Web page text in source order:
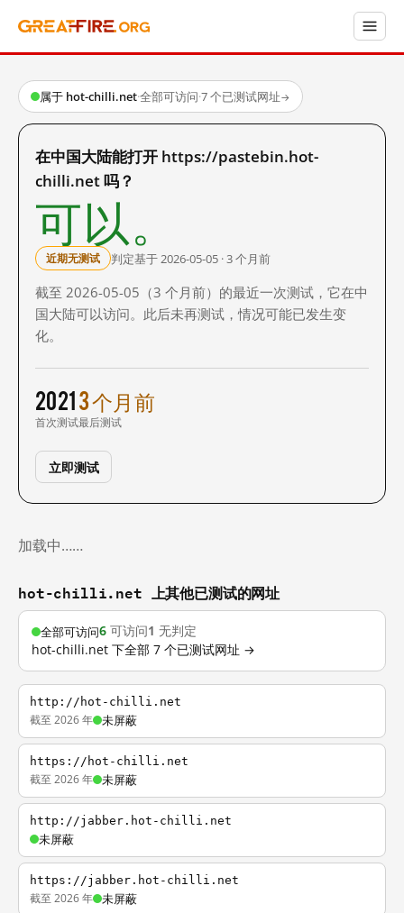
属于 hot-chilli.net·全部可访问·7 个已测试网址→
在中国大陆能打开 https://pastebin.hot-
chilli.net 吗？
可以。
近期无测试 判定基于 2026-05-05 · 3 个月前
截至 2026-05-05（3 个月前）的最近一次测试，它在中
国大陆可以访问。此后未再测试，情况可能已发生变
化。
2021
首次测试
3 个月前
最后测试
立即测试
加载中……
hot-chilli.net 上其他已测试的网址
全部可访问6 可访问1 无判定
hot-chilli.net 下全部 7 个已测试网址 →
http://hot-chilli.net
截至 2026 年 未屏蔽
https://hot-chilli.net
截至 2026 年 未屏蔽
http://jabber.hot-chilli.net
未屏蔽
https://jabber.hot-chilli.net
截至 2026 年 未屏蔽